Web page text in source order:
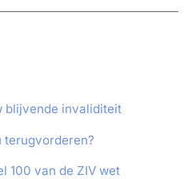
blijvende invaliditeit
terugvorderen?
100 van de ZIV wet